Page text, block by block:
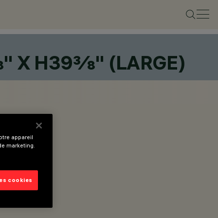
X H39⅜" (LARGE)
appareil
marketing.
cookies